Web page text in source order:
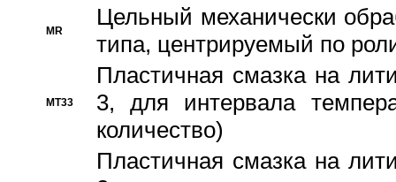
MR
Цельный механически
типа, центрируемый по
MT33
Пластичная смазка на
3, для интервала
количество)
Пластичная смазка на